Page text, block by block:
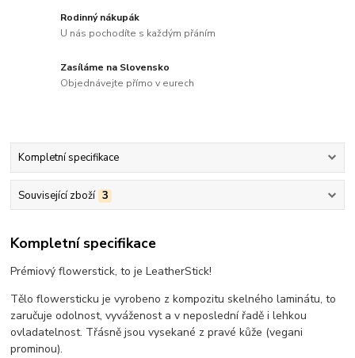
Rodinný nákupák
U nás pochodíte s každým přáním
Zasíláme na Slovensko
Objednávejte přímo v eurech
Kompletní specifikace
Související zboží 3
Kompletní specifikace
Prémiový flowerstick, to je LeatherStick!
Tělo flowersticku je vyrobeno z kompozitu skelného laminátu, to
zaručuje odolnost, vyváženost a v neposlední řadě i lehkou
ovladatelnost. Třásně jsou vysekané z pravé kůže (vegani
prominou).